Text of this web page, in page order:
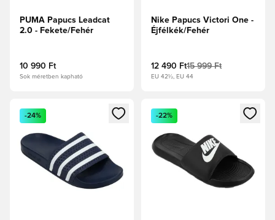
PUMA Papucs Leadcat
2.0 - Fekete/Fehér
10 990 Ft
Sok méretben kapható
Nike Papucs Victori One -
Éjfélkék/Fehér
12 490 Ft15 999 Ft
EU 42½, EU 44
Megnyit egy modált a bejelentkezéshez vagy a tagként
-24%
Megnyit egy modált a
-22%